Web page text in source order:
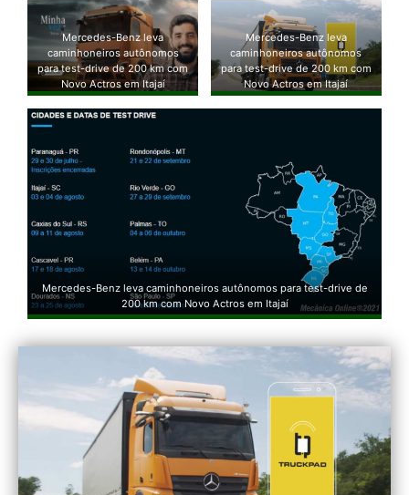
Mercedes-Benz leva
caminhoneiros autônomos
para test-drive de 200 km com
Novo Actros em Itajaí
Mercedes-Benz leva
caminhoneiros autônomos
para test-drive de 200 km com
Novo Actros em Itajaí
Mercedes-Benz leva caminhoneiros autônomos para test-drive de
200 km com Novo Actros em Itajaí